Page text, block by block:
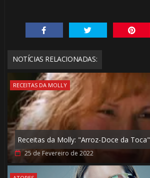
NOTÍCIAS RELACIONADAS:
RECEITAS DA MOLLY
Receitas da Molly: "Arroz-Doce da Toca"
25 de Fevereiro de 2022
1️⃣ 8️⃣